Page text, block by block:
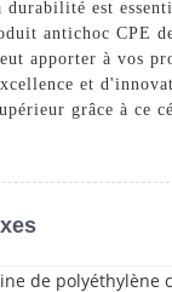
est
antichoc CPE
apporter à vos
et
grâce à ce